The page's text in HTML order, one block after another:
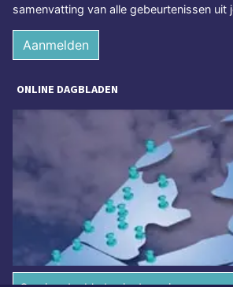
samenvatting van alle gebeurtenissen uit
Aanmelden
ONLINE DAGBLADEN